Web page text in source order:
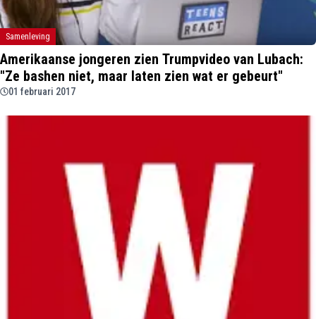
Samenleving
Amerikaanse jongeren zien Trumpvideo van Lubach:
"Ze bashen niet, maar laten zien wat er gebeurt"
01 februari 2017